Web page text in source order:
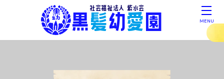
社会福祉法人 紫水会
黒髪幼愛園 MENU